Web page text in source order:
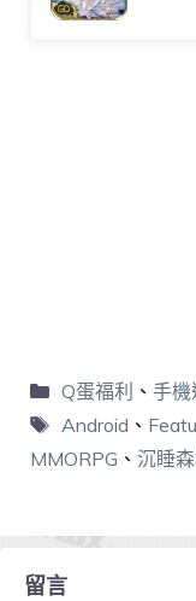
Q蛋福利 、 手機
Android 、
MMORPG 、 沉睡
留言